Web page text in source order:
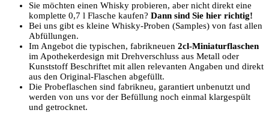
Sie möchten einen Whisky probieren, aber nicht direkt eine
komplette 0,7 l Flasche kaufen? Dann sind Sie hier richtig!
Bei uns gibt es kleine Whisky-Proben (Samples) von fast allen
Abfüllungen.
Im Angebot die typischen, fabrikneuen 2cl-Miniaturflaschen
im Apothekerdesign mit Drehverschluss aus Metall oder
Kunststoff Beschriftet mit allen relevanten Angaben und direkt
aus den Original-Flaschen abgefüllt.
Die Probeflaschen sind fabrikneu, garantiert unbenutzt und
werden von uns vor der Befüllung noch einmal klargespült
und getrocknet.